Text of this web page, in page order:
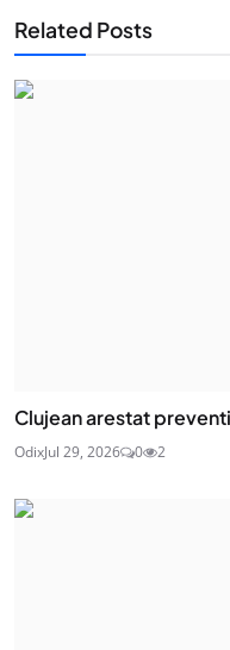
Related Posts
Clujean arestat
OdixJul 29, 2026 0 2